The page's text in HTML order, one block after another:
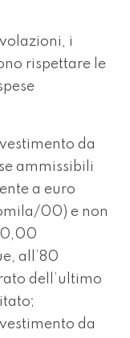
i
rispettare le
da
ammissibili
a euro
00) e non
all’80
dell’ultimo
da